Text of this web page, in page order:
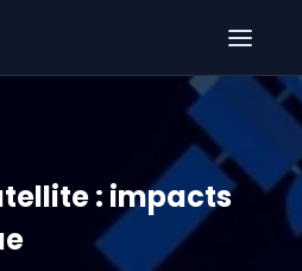
: impacts